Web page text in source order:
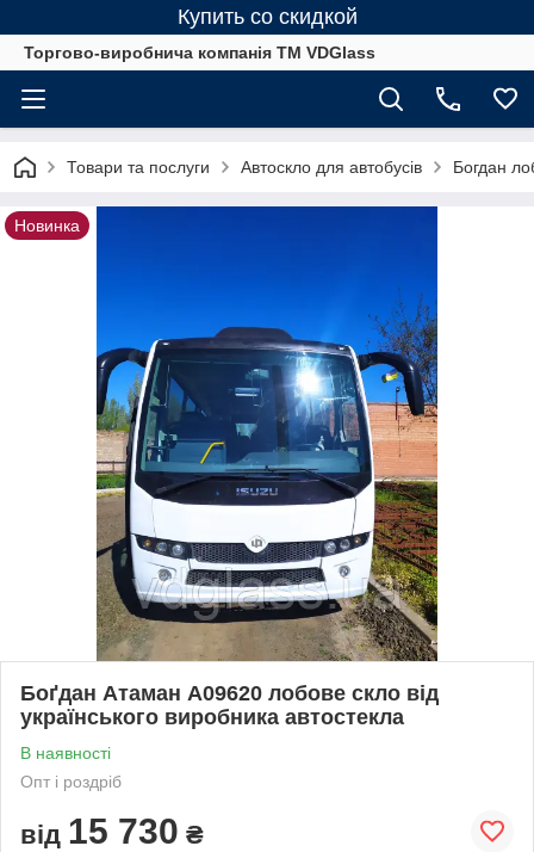
Купить со скидкой
Торгово-виробнича компанія ТМ VDGlass
Товари та послуги Автоскло для автобуcів Богдан
Новинка
Боґдан Атаман А09620 лобове скло від
українського виробника автостекла
В наявності
Опт і роздріб
від 15 730 ₴